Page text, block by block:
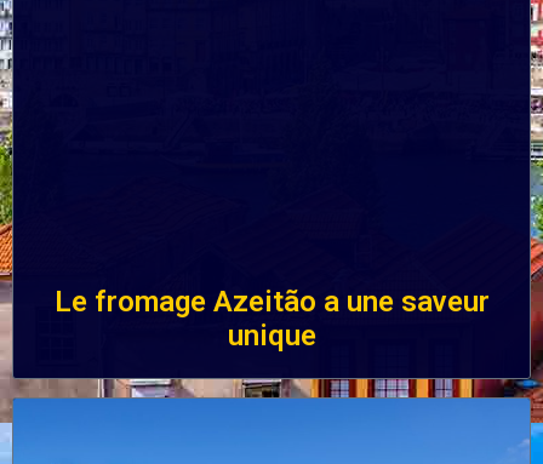
Le fromage Azeitão a une saveur
unique